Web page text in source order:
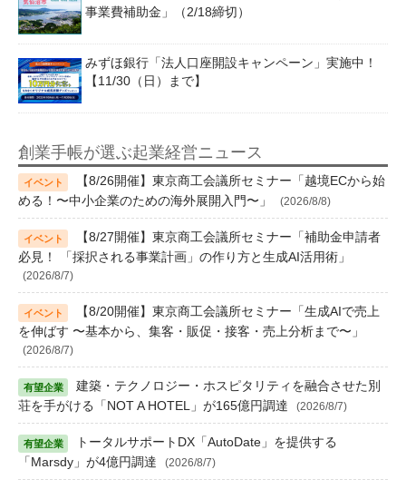
事業費補助金」（2/18締切）
みずほ銀行「法人口座開設キャンペーン」実施中！
【11/30（日）まで】
創業手帳が選ぶ起業経営ニュース
【8/26開催】東京商工会議所セミナー「越境ECから始
める！〜中小企業のための海外展開入門〜」
(2026/8/8)
【8/27開催】東京商工会議所セミナー「補助金申請者
必見！ 「採択される事業計画」の作り方と生成AI活用術」
(2026/8/7)
【8/20開催】東京商工会議所セミナー「生成AIで売上
を伸ばす 〜基本から、集客・販促・接客・売上分析まで〜」
(2026/8/7)
建築・テクノロジー・ホスピタリティを融合させた別
荘を手がける「NOT A HOTEL」が165億円調達
(2026/8/7)
トータルサポートDX「AutoDate」を提供する
「Marsdy」が4億円調達
(2026/8/7)